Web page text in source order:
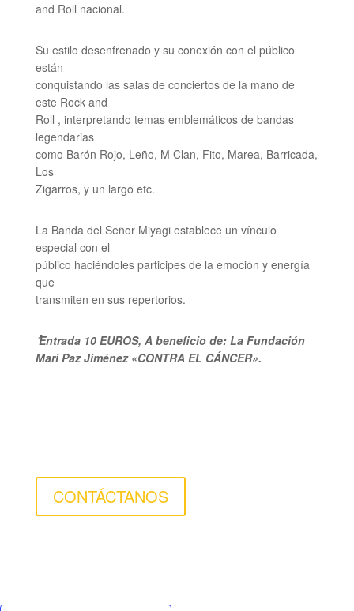
and Roll nacional.
Su estilo desenfrenado y su conexión con el público
están
conquistando las salas de conciertos de la mano de
este Rock and
Roll , interpretando temas emblemáticos de bandas
legendarias
como Barón Rojo, Leño, M Clan, Fito, Marea, Barricada,
Los
Zigarros, y un largo etc.
La Banda del Señor Miyagi establece un vínculo
especial con el
público haciéndoles participes de la emoción y energía
que
transmiten en sus repertorios.
ُ Entrada 10 EUROS, A beneficio de: La Fundación
Mari Paz Jiménez «CONTRA EL CÁNCER».
CONTÁCTANOS